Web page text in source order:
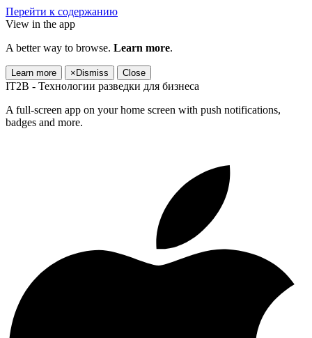
Перейти к содержанию
View in the app
A better way to browse. Learn more.
Learn more × Dismiss Close
IT2B - Технологии разведки для бизнеса
A full-screen app on your home screen with push notifications,
badges and more.